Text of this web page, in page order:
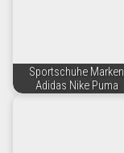
Sportschuhe Marken
Adidas Nike Puma